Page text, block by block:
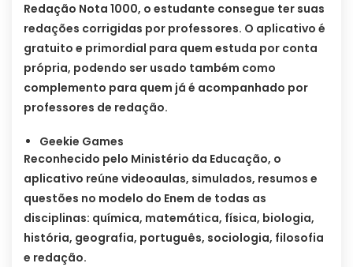
Redação Nota 1000, o estudante consegue ter suas
redações corrigidas por professores. O aplicativo é
gratuito e primordial para quem estuda por conta
própria, podendo ser usado também como
complemento para quem já é acompanhado por
professores de redação.
Geekie Games
Reconhecido pelo Ministério da Educação, o
aplicativo reúne videoaulas, simulados, resumos e
questões no modelo do Enem de todas as
disciplinas: química, matemática, física, biologia,
história, geografia, português, sociologia, filosofia
e redação.